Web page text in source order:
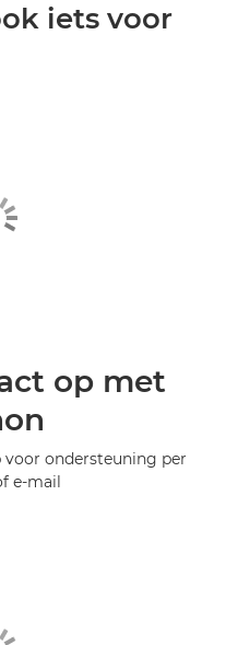
iets voor
op met
ondersteuning per
e-mail